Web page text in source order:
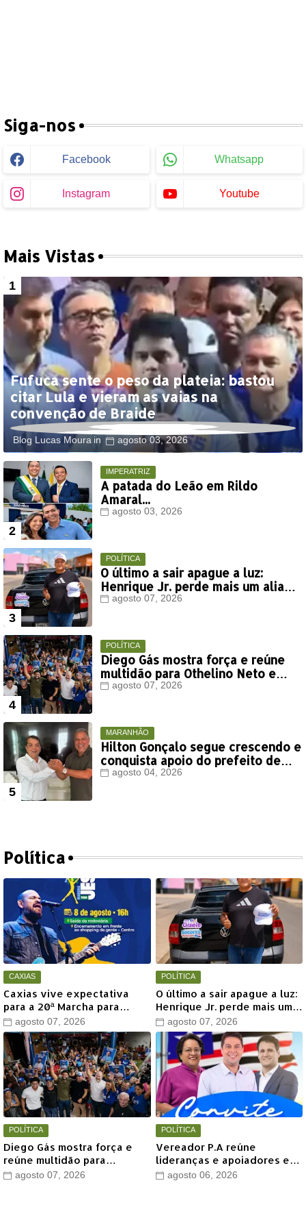
Siga-nos
Facebook Whatsapp
Instagram Youtube
Mais Vistas
Fufuca sente o peso da plateia: bastou
citar Lula e vieram as vaias na
convenção de Braide
Blog Lucas Moura agosto 03, 2026
IMPERATRIZ
A patada do Leão em Rildo
Amaral...
agosto 03, 2026
POLÍTICA
O último a sair apague a luz:
Henrique Jr. perde mais um aliado
em Timon
agosto 07, 2026
POLÍTICA
Diego Gás mostra força e reúne
multidão para Othelino Neto e
Marcos Miranda Jr. em Timon
agosto 07, 2026
MARANHÃO
Hilton Gonçalo segue crescendo e
conquista apoio do prefeito de
Lago dos Rodrigues
agosto 04, 2026
Política
CAXIAS
Caxias vive expectativa
para a 20ª Marcha para
Jesus com show de Marcus
Salles
agosto 07, 2026
POLÍTICA
O último a sair apague a luz:
Henrique Jr. perde mais um
aliado em Timon
agosto 07, 2026
POLÍTICA
Diego Gás mostra força e
reúne multidão para
Othelino Neto e Marcos
agosto 07, 2026
POLÍTICA
Vereador P.A reúne
lideranças e apoiadores em
grande encontro político
agosto 06, 2026